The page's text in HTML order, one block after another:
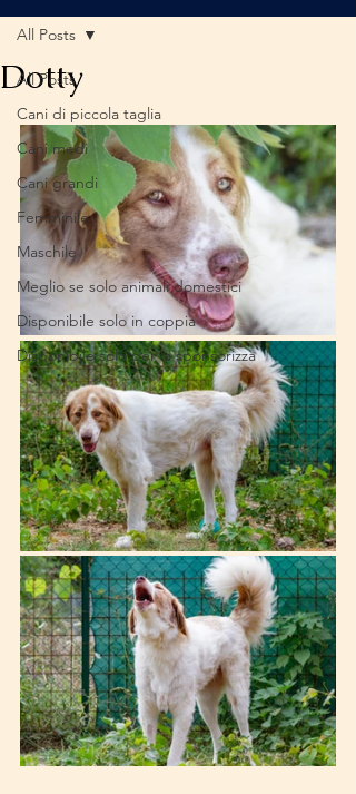
All Posts
Cani di piccola taglia
Cani medi
Cani grandi
Femminile
Maschile
Meglio se solo animali domestici
Disponibile solo in coppia
Disponibile solo per la sponsorizza
All Posts
Dotty